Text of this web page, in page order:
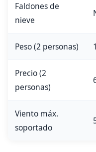
Faldones de
nieve
Peso (2 personas)
Precio (2
personas)
Viento máx.
soportado